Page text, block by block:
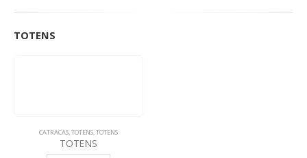
TOTENS
CATRACAS,TOTENS,TOTENS
TOTENS